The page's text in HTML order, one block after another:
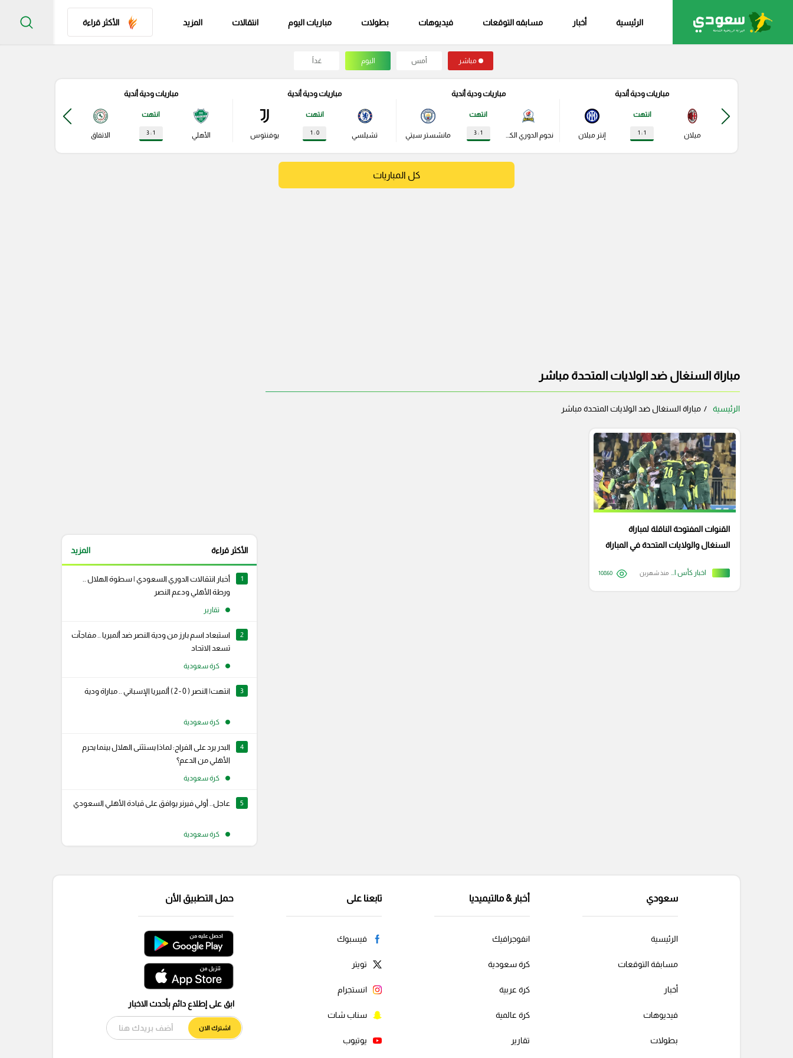
الرئيسية أخبار مسابقه التوقعات فيديوهات بطولات مباريات اليوم انتقالات المزيد الأكثر قراءة
مباشر أمس اليوم غداً
مباريات ودية أندية
ميلان
انتهت
1 : 1 إنتر ميلان
مباريات ودية أندية
نجوم الدوري الكوري
انتهت
1 : 3 مانشستر سيتي
مباريات ودية أندية
تشيلسي
انتهت
0 : 1 يوفنتوس
مباريات ودية أندية
الأهلي
انتهت
1 : 3 الاتفاق
كل المباريات
مباراة السنغال ضد الولايات المتحدة مباشر
الرئيسية مباراة السنغال ضد الولايات المتحدة مباشر
اخبار كأس العالم
القنوات المفتوحة الناقلة لمباراة
السنغال والولايات المتحدة في المباراة
منذ شهرين 10860
الأكثر قراءة المزيد
1
أخبار انتقالات الدوري السعودي | سطوة الهلال ..
ورطة الأهلي ودعم النصر
تقارير
2
استبعاد اسم بارز من ودية النصر ضد ألميريا .. مفاجآت
تسعد الاتحاد
كرة سعودية
3 انتهت| النصر ( 0 - 2 ) ألميريا الإسباني .. مباراة ودية
كرة سعودية
4
البدر يرد على الفراج: لماذا يستثنى الهلال بينما يحرم
الأهلي من الدعم؟
كرة سعودية
5 عاجل.. أولي فيرنر يوافق على قيادة الأهلي السعودي
كرة سعودية
سعودي
الرئيسية
مسابقة التوقعات
أخبار
فيديوهات
بطولات
أخبار & مالتيميديا
انفوجرافيك
كرة سعودية
كرة عربية
كرة عالمية
تقارير
تابعنا على
فيسبوك
تويتر
انستجرام
سناب شات
يوتيوب
حمل التطبيق الأن
ابق على إطلاع دائم بأحدث الاخبار
اشترك الان